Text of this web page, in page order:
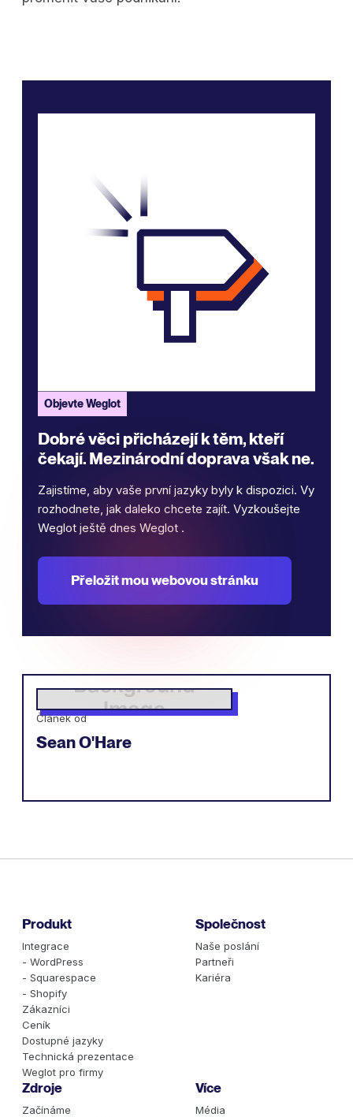
Objevte Weglot
Dobré věci přicházejí k těm, kteří
čekají. Mezinárodní doprava však ne.
Zajistíme, aby vaše první jazyky byly k dispozici. Vy
rozhodnete, jak daleko chcete zajít. Vyzkoušejte
Weglot ještě dnes Weglot .
Přeložit mou webovou stránku
Článek od
Sean O'Hare
Produkt
Integrace
- WordPress
- Squarespace
- Shopify
Zákazníci
Ceník
Dostupné jazyky
Technická prezentace
Weglot pro firmy
Společnost
Naše poslání
Partneři
Kariéra
Zdroje
Začínáme
Více
Média